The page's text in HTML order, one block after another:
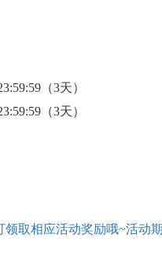
（3天）
（3天）
领取相应活动奖励哦~活动